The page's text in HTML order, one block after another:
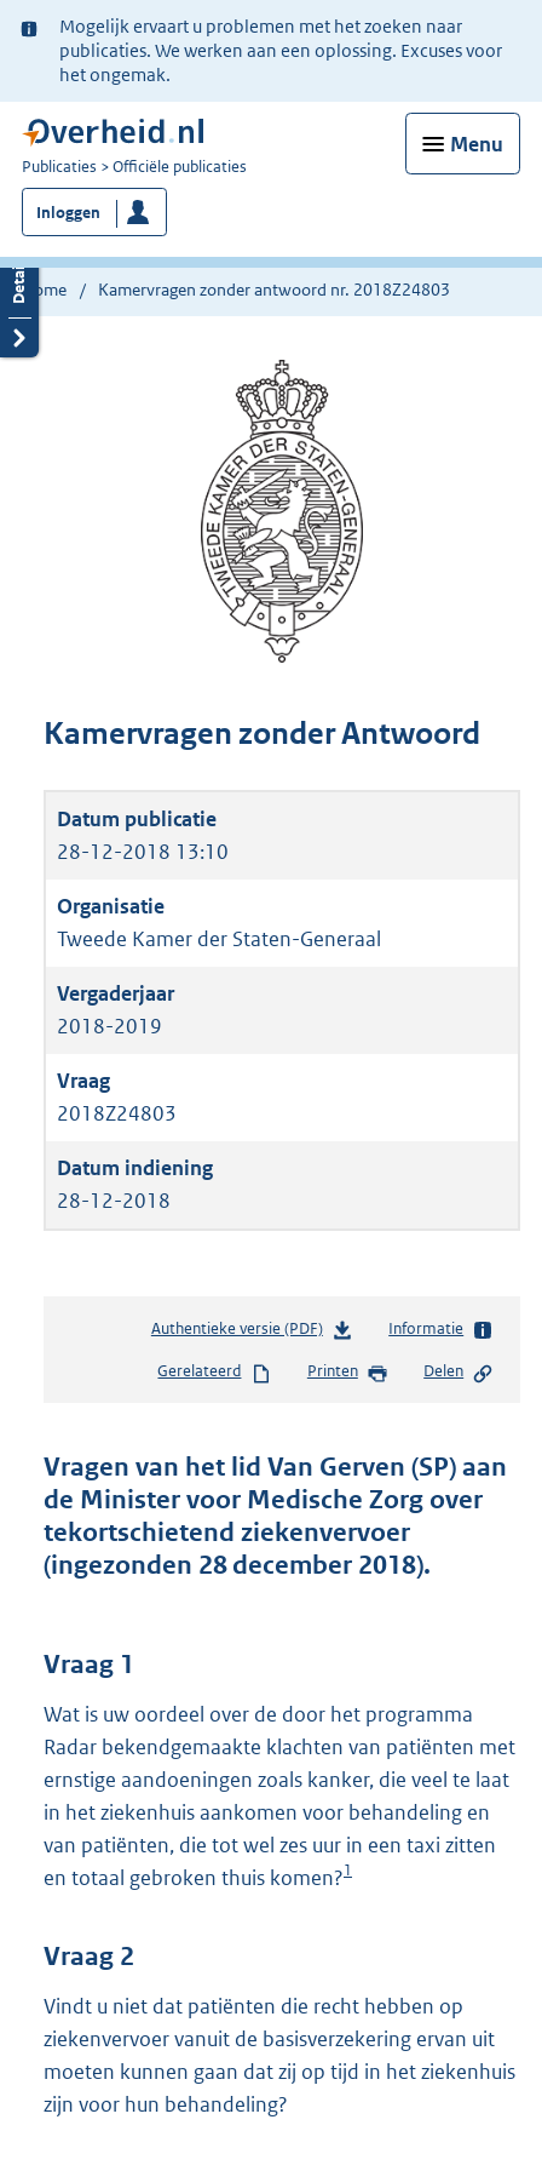
Ter
informatie:
Mogelijk ervaart u problemen met het zoeken naar
publicaties. We werken aan een oplossing. Excuses voor
het ongemak.
Menu
U
bent
nu
hier:
Publicaties Officiële publicaties
Inloggen
Home Kamervragen zonder antwoord nr. 2018Z24803
Kamervragen zonder Antwoord
28-12-2018 13:10
Tweede Kamer der Staten-Generaal
2018-2019
2018Z24803
28-12-2018
Authentieke versie (PDF)b
s
n
d
s
g
r
:
8
K
b
Informatie
Gerelateerd Printen Delen
Vragen van het lid Van Gerven (SP) aan
de Minister voor Medische Zorg over
tekortschietend ziekenvervoer
(ingezonden 28 december 2018).
Vraag 1
Wat is uw oordeel over de door het programma
Radar bekendgemaakte klachten van patiënten met
ernstige aandoeningen zoals kanker, die veel te laat
in het ziekenhuis aankomen voor behandeling en
van patiënten, die tot wel zes uur in een taxi zitten
en totaal gebroken thuis komen?1
Vraag 2
Vindt u niet dat patiënten die recht hebben op
ziekenvervoer vanuit de basisverzekering ervan uit
moeten kunnen gaan dat zij op tijd in het ziekenhuis
zijn voor hun behandeling?